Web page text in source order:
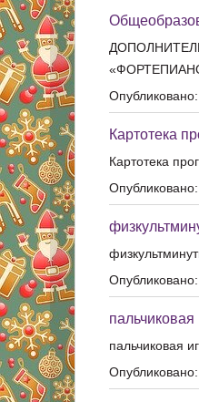
Картотека
Картотека
пальчиковая